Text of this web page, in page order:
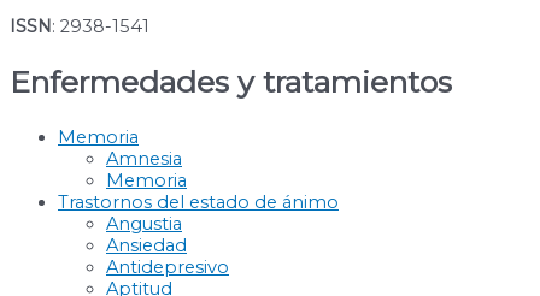
ISSN: 2938-1541
Enfermedades y tratamientos
Memoria
Amnesia
Memoria
Trastornos del estado de ánimo
Angustia
Ansiedad
Antidepresivo
Aptitud